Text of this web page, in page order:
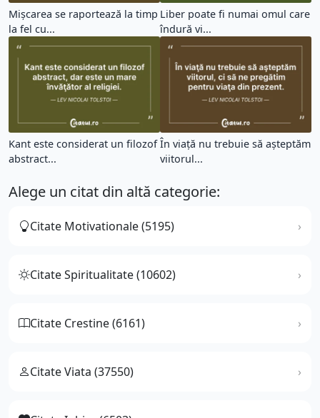
Mişcarea se raportează la timp
la fel cu...
Liber poate fi numai omul care
îndură vi...
Kant este considerat un filozof
abstract...
În viaţă nu trebuie să aşteptăm
viitorul...
Alege un citat din altă categorie:
Citate Motivationale (5195)
Citate Spiritualitate (10602)
Citate Crestine (6161)
Citate Viata (37550)